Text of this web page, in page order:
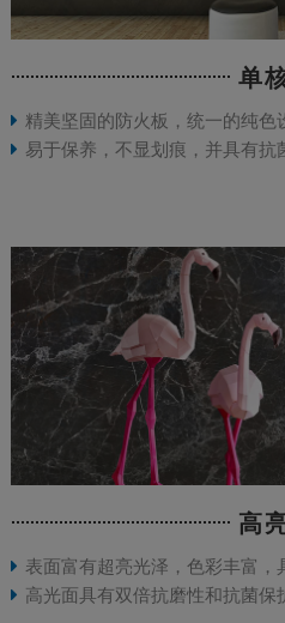
单
精美坚固的防火板，统一的纯色
易于保养，不显划痕，并具有抗
高
表面富有超亮光泽，色彩丰富，
高光面具有双倍抗磨性和抗菌保